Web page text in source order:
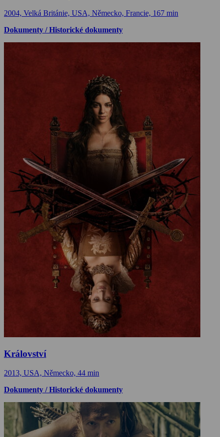
2004, Velká Británie, USA, Německo, Francie, 167 min
Dokumenty / Historické dokumenty
Království
2013, USA, Německo, 44 min
Dokumenty / Historické dokumenty